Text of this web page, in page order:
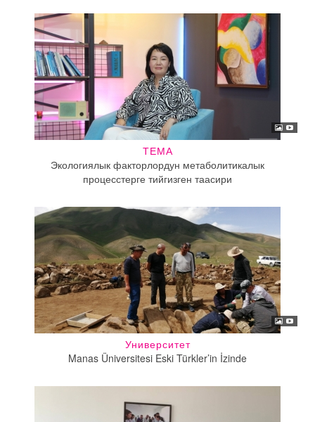
ТЕМА
Экологиялык факторлордун метаболитикалык
процесстерге тийгизген таасири
Университет
Manas Üniversitesi Eski Türkler’in İzinde